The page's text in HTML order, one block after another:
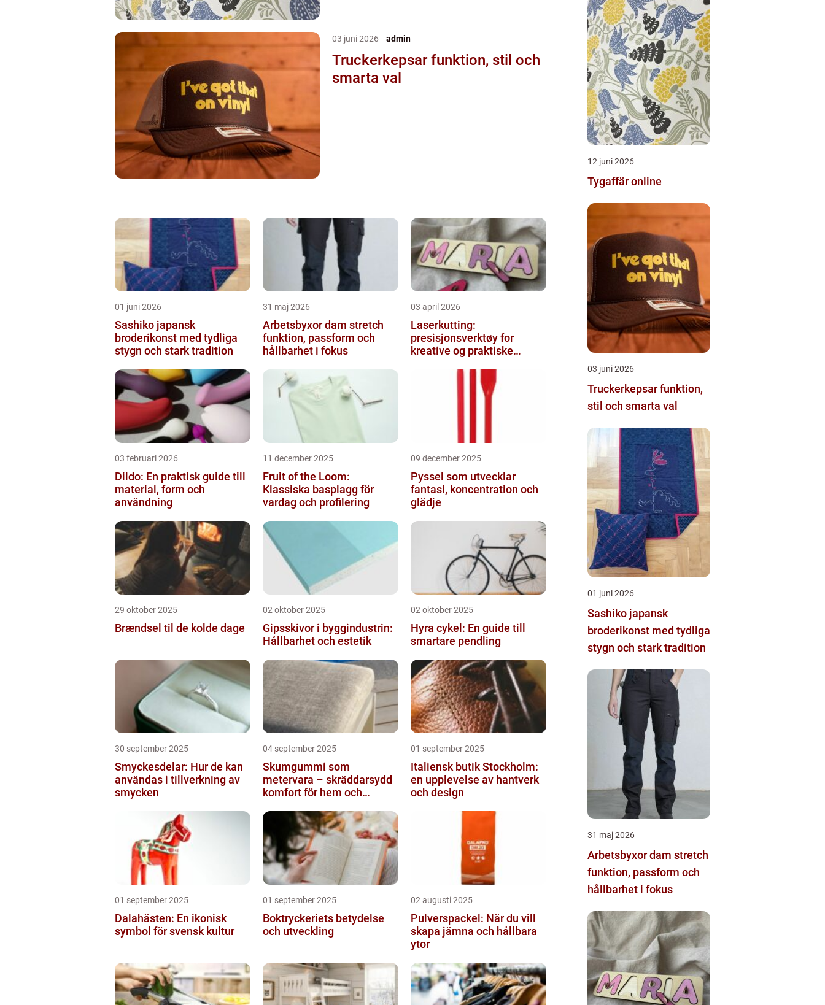
03 juni 2026 admin
Truckerkepsar funktion, stil och
smarta val
01 juni 2026
Sashiko japansk
broderikonst med tydliga
stygn och stark tradition
31 maj 2026
Arbetsbyxor dam stretch
funktion, passform och
hållbarhet i fokus
03 april 2026
Laserkutting:
presisjonsverktøy for
kreative og praktiske
03 februari 2026
Dildo: En praktisk guide till
material, form och
användning
11 december 2025
Fruit of the Loom:
Klassiska basplagg för
vardag och profilering
09 december 2025
Pyssel som utvecklar
fantasi, koncentration och
glädje
29 oktober 2025
Brændsel til de kolde dage
02 oktober 2025
Gipsskivor i byggindustrin:
Hållbarhet och estetik
02 oktober 2025
Hyra cykel: En guide till
smartare pendling
30 september 2025
Smyckesdelar: Hur de kan
användas i tillverkning av
smycken
04 september 2025
Skumgummi som
metervara – skräddarsydd
komfort för hem och
01 september 2025
Italiensk butik Stockholm:
en upplevelse av hantverk
och design
01 september 2025
Dalahästen: En ikonisk
symbol för svensk kultur
01 september 2025
Boktryckeriets betydelse
och utveckling
02 augusti 2025
Pulverspackel: När du vill
skapa jämna och hållbara
ytor
12 juni 2026
Tygaffär online
03 juni 2026
Truckerkepsar funktion,
stil och smarta val
01 juni 2026
Sashiko japansk
broderikonst med tydliga
stygn och stark tradition
31 maj 2026
Arbetsbyxor dam stretch
funktion, passform och
hållbarhet i fokus